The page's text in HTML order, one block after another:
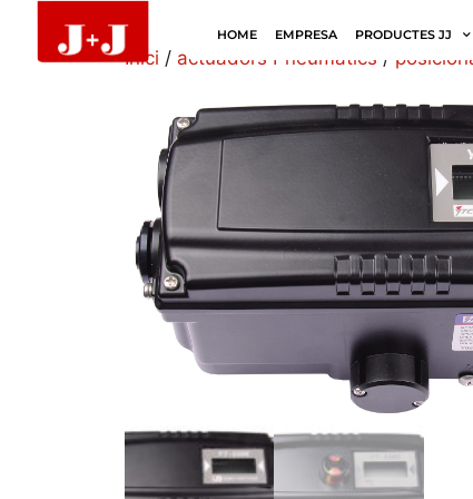
HOME EMPRESA PRODUCTES JJ
Inici / actuadors Pneumàtics /